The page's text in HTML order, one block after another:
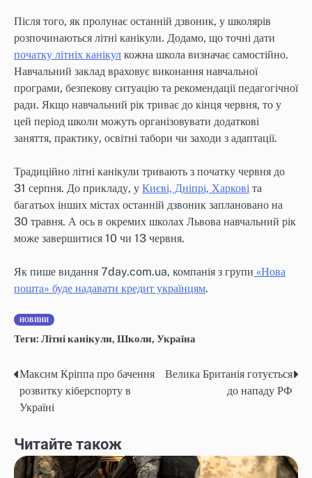
Після того, як пролунає останній дзвоник, у школярів
розпочинаються літні канікули. Додамо, що точні дати
початку літніх канікул кожна школа визначає самостійно.
Навчальний заклад враховує виконання навчальної
програми, безпекову ситуацію та рекомендації педагогічної
ради. Якщо навчальний рік триває до кінця червня, то у
цей період школи можуть організовувати додаткові
заняття, практику, освітні табори чи заходи з адаптації.
Традиційно літні канікули тривають з початку червня до
31 серпня. До прикладу, у Києві, Дніпрі, Харкові та
багатьох інших містах останній дзвоник заплановано на
30 травня. А ось в окремих школах Львова навчальний рік
може завершитися 10 чи 13 червня.
Як пише видання 7day.com.ua, компанія з групи «Нова
пошта» буде надавати кредит українцям.
НОВИНИ
Теги: Літні канікули, Школи, Україна
Навігація
записів
Максим Кріппа про бачення
розвитку кіберспорту в
Україні
Велика Британія готується
до нападу РФ
Читайте також